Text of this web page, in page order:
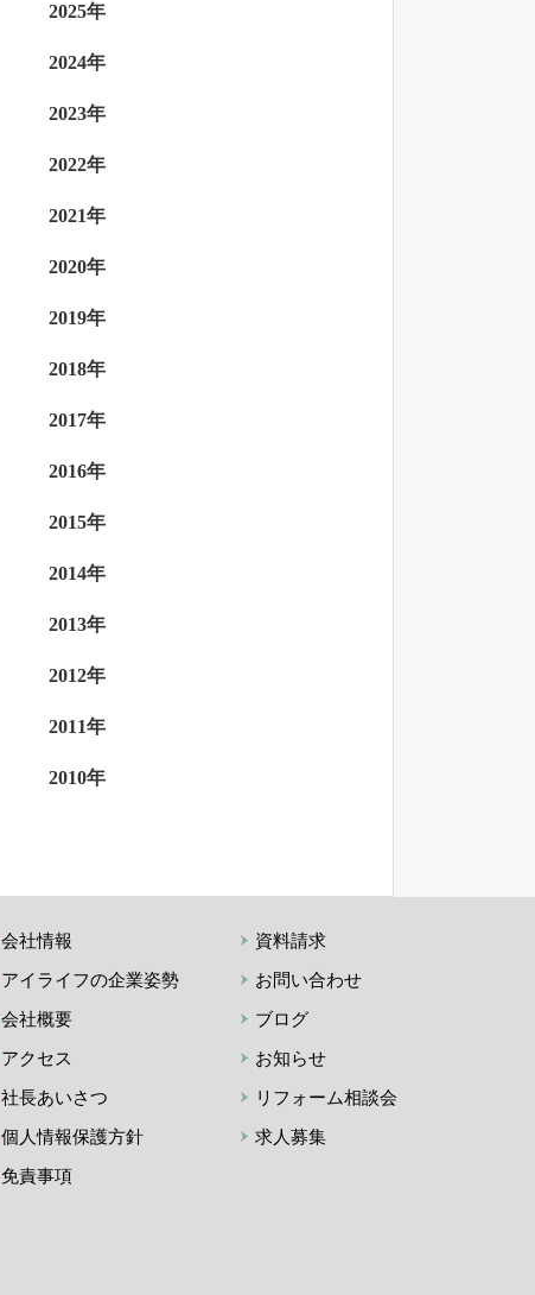
2025年
2024年
2023年
2022年
2021年
2020年
2019年
2018年
2017年
2016年
2015年
2014年
2013年
2012年
2011年
2010年
会社情報
アイライフの企業姿勢
会社概要
アクセス
社長あいさつ
個人情報保護方針
免責事項
資料請求
お問い合わせ
ブログ
お知らせ
リフォーム相談会
求人募集